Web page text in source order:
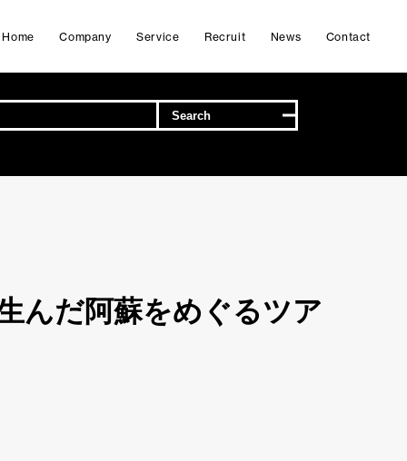
Home Company Service Recruit News Contact
んだ阿蘇をめぐるツア